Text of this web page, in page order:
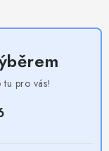
tu pro vás!